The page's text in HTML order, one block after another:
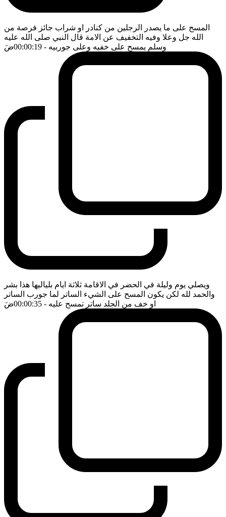
المسح على ما يصدر الرجلين من كنادر او شراب جائز فرصة من
الله جل وعلا وفيه التخفيف عن الامة قال النبي صلى الله عليه
وسلم يمسح على خفيه وعلى جوربيه - 00:00:19 ضَ
ويصلي يوم وليلة في الحضر في الاقامة ثلاثة ايام بلياليها هذا بشر
والحمد لله لكن يكون المسح على الشيء الساتر لما جورب الساتر
او خف من الجلد ساتر تمسح عليه - 00:00:35 ضَ